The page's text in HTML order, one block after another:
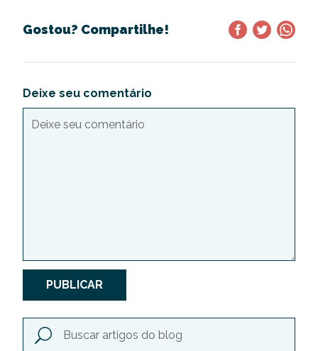
Gostou? Compartilhe!
Deixe seu comentário
PUBLICAR